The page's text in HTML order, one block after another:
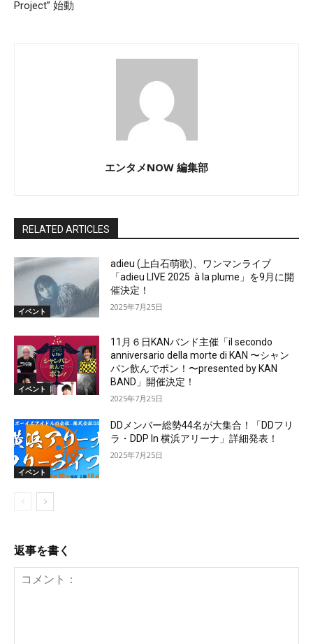
Project” 始動
エンタメNOW 編集部
RELATED ARTICLES
イベント
adieu (上白石萌歌)、ワンマンライブ
「adieu LIVE 2025 à la plume」を9月に開
催決定！
2025年7月25日
イベント
11月６日KANバンド主催「il secondo
anniversario della morte di KAN 〜シャン
パン飲んでポン！〜presented by KAN
BAND」開催決定！
2025年7月25日
イベント
DDメンバー総勢44名が大集合！「DDフリ
ラ・DDP In 横浜アリーナ」詳細発表！
2025年7月25日
返事を書く